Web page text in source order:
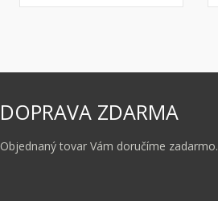
DOPRAVA ZDARMA
Objednaný tovar Vám doručíme zadarmo.